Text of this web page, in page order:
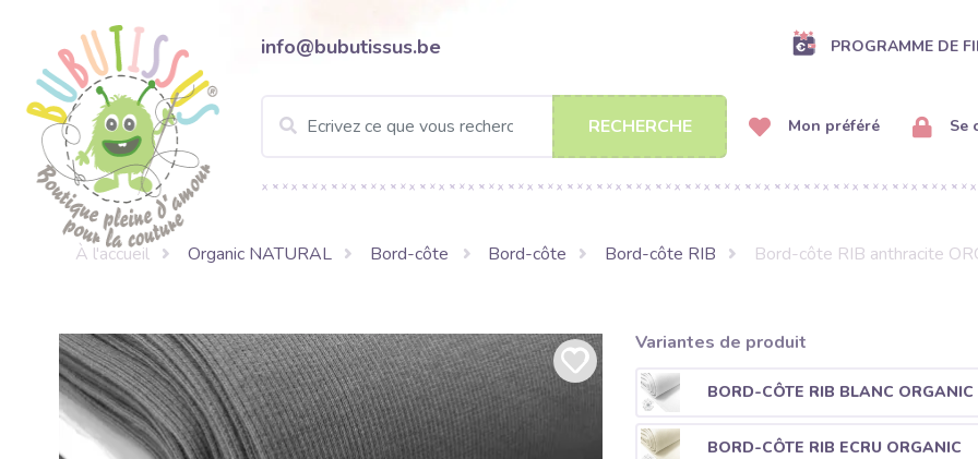
info@bubutissus.be PROGRAMME DE
RECHERCHE Mon préféré Se
À l'accueil Organic NATURAL Bord-côte Bord-côte Bord-côte RIB Bord-côte RIB anthracite
Variantes de produit
BORD-CÔTE RIB BLANC ORGANIC
BORD-CÔTE RIB ECRU ORGANIC